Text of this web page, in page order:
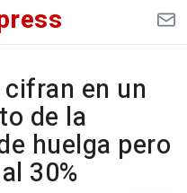
en un
de la
huelga pero
30%